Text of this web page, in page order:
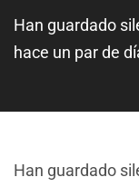
Han guardado
hace un par de
Han guardado